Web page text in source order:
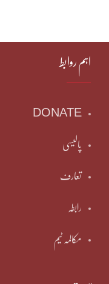
اہم روابط
DONATE
پالیسی
تعارف
رابطہ
مکالمہ ٹیم